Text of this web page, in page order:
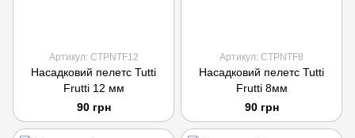
Артикул: CTPNTF12
Насадковий пелетс Tutti
Frutti 12 мм
90 грн
Артикул: CTPNTF8
Насадковий пелетс Tutti
Frutti 8мм
90 грн